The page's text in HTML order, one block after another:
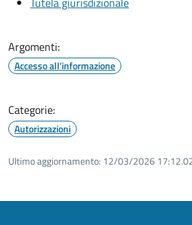
Argomenti:
Accesso all'informazione
Categorie:
Autorizzazioni
Ultimo aggiornamento: 12/03/2026